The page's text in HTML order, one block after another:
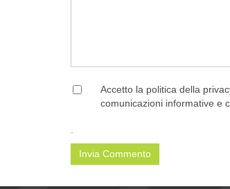
Accetto la politica della
comunicazioni informative e